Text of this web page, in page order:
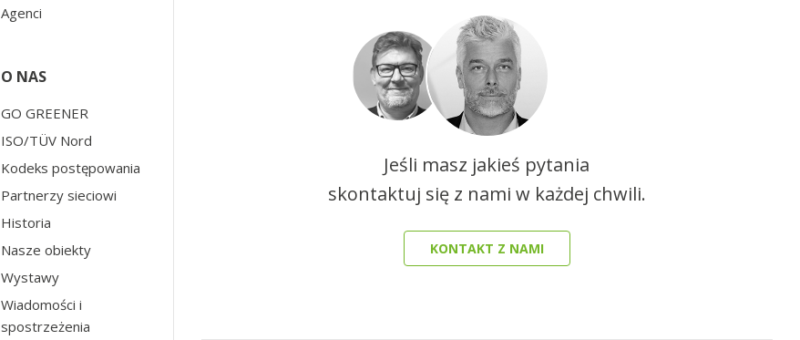
Agenci
O NAS
GO GREENER
ISO/TÜV Nord
Kodeks postępowania
Partnerzy sieciowi
Historia
Nasze obiekty
Wystawy
Wiadomości i
spostrzeżenia
Jeśli masz jakieś pytania
skontaktuj się z nami w każdej chwili.
KONTAKT Z NAMI